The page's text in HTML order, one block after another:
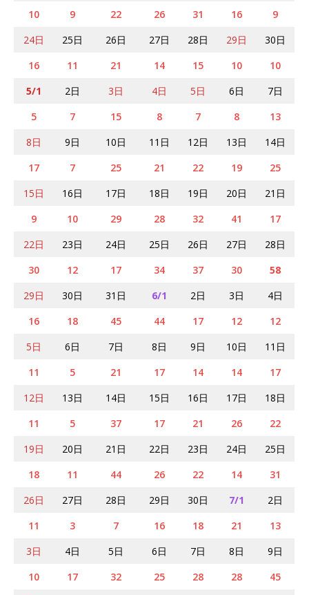
10
9 22 26 31 16
9
24日
25日 26日 27日 28日 29日
30日
16
11 21 14 15 10
10
5/1
2日 3日 4日 5日 6日
7日
5
7 15 8 7 8
13
8日
9日 10日 11日 12日 13日
14日
17
7 25 21 22 19
25
15日
16日 17日 18日 19日 20日
21日
9
10 29 28 32 41
17
22日
23日 24日 25日 26日 27日
28日
30
12 17 34 37 30
58
29日
30日 31日 6/1 2日 3日
4日
16
18 45 44 17 12
12
5日
6日 7日 8日 9日 10日
11日
11
5 21 17 14 14
17
12日
13日 14日 15日 16日 17日
18日
11
5 37 17 21 26
22
19日
20日 21日 22日 23日 24日
25日
18
11 44 26 22 14
31
26日
27日 28日 29日 30日 7/1
2日
11
3 7 16 18 21
13
3日
4日 5日 6日 7日 8日
9日
10
17 32 25 28 28
45